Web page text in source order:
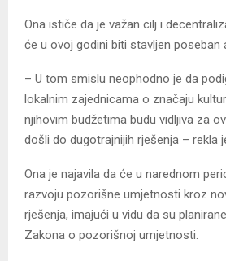
Ona ističe da je važan cilj i
će u ovoj godini biti stavljen poseban
– U tom smislu neophodno je da
lokalnim zajednicama o značaju
njihovim budžetima budu vidljiva za
došli do dugotrajnijih rješenja – rekla
Ona je najavila da će u narednom
razvoju pozorišne umjetnosti kroz
rješenja, imajući u vidu da su
Zakona o pozorišnoj umjetnosti.